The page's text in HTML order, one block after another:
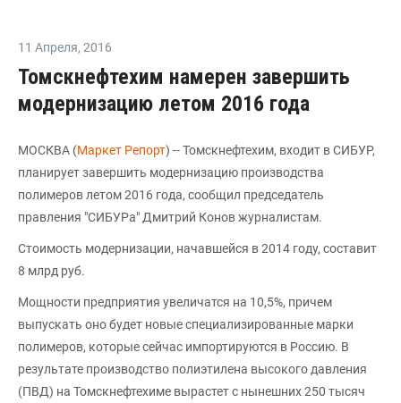
11 Апреля, 2016
Томскнефтехим намерен завершить
модернизацию летом 2016 года
МОСКВА (Маркет Репорт) -- Томскнефтехим, входит в СИБУР,
планирует завершить модернизацию производства
полимеров летом 2016 года, сообщил председатель
правления "СИБУРа" Дмитрий Конов журналистам.
Стоимость модернизации, начавшейся в 2014 году, составит
8 млрд руб.
Мощности предприятия увеличатся на 10,5%, причем
выпускать оно будет новые специализированные марки
полимеров, которые сейчас импортируются в Россию. В
результате производство полиэтилена высокого давления
(ПВД) на Томскнефтехиме вырастет с нынешних 250 тысяч